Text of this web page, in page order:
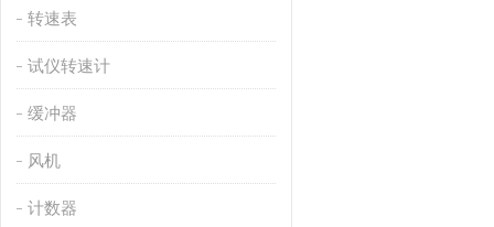
转速表
试仪转速计
缓冲器
风机
计数器